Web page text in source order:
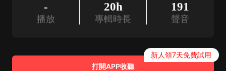
-
播放
20h
專輯時長
191
聲音
打開APP收聽
新人領7天免費試用